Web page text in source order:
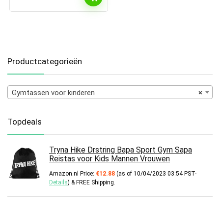
Productcategorieën
×
Gymtassen voor kinderen
Topdeals
Tryna Hike Drstring Bapa Sport Gym Sapa
Reistas voor Kids Mannen Vrouwen
Amazon.nl Price: €12.88 (as of 10/04/2023 03:54 PST-
Details) & FREE Shipping